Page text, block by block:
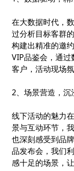
在大数据时代，
过分析目标客群
构建出精准的邀
VIP品鉴会，通
客户，活动现场
2、场景营造，沉
线下活动的魅力
景与互动环节，
也深刻感受到品
品发布会，我们
感十足的场景，